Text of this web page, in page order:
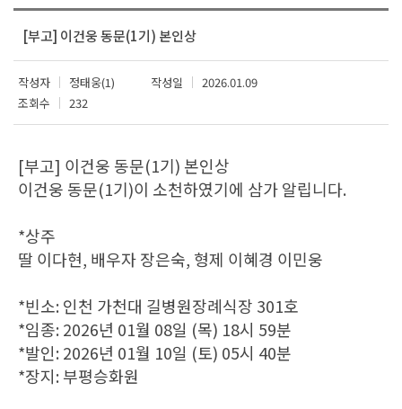
[부고] 이건웅 동문(1기) 본인상
작성자 정태웅(1) 작성일
2026.01.09
조회수
232
[부고] 이건웅 동문(1기) 본인상
이건웅 동문(1기)이 소천하였기에 삼가 알립니다.
*상주
딸 이다현, 배우자 장은숙, 형제 이혜경 이민웅
*빈소: 인천 가천대 길병원장례식장 301호
*임종: 2026년 01월 08일 (목) 18시 59분
*발인: 2026년 01월 10일 (토) 05시 40분
*장지: 부평승화원